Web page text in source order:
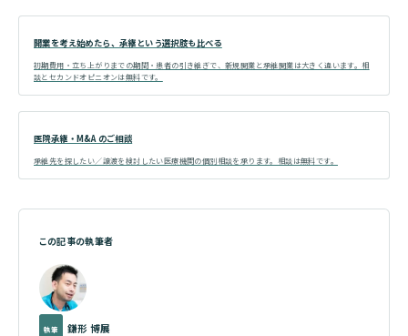
開業を考え始めたら、承継という選択肢も比べる
初期費用・立ち上がりまでの期間・患者の引き継ぎで、新規開業と承継開業は大きく違います。相
談とセカンドオピニオンは無料です。
医院承継・M&A のご相談
承継先を探したい／譲渡を検討したい医療機関の個別相談を承ります。相談は無料です。
この記事の執筆者
執筆 鎌形 博展